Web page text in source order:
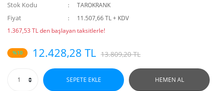
Stok Kodu TAROKRANK
Fiyat
11.507,66 TL + KDV
1.367,53 TL den başlayan taksitlerle!
%10 12.428,28 TL 13.809,20 TL
SEPETE EKLE HEMEN AL